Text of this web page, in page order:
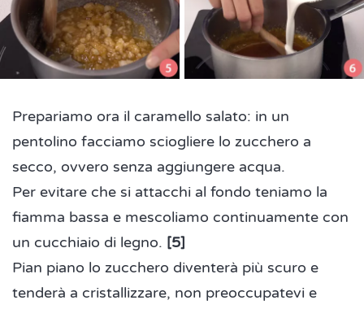
Prepariamo ora il caramello salato: in un
pentolino facciamo sciogliere lo zucchero a
secco, ovvero senza aggiungere acqua.
Per evitare che si attacchi al fondo teniamo la
fiamma bassa e mescoliamo continuamente con
un cucchiaio di legno. [5]
Pian piano lo zucchero diventerà più scuro e
tenderà a cristallizzare, non preoccupatevi e